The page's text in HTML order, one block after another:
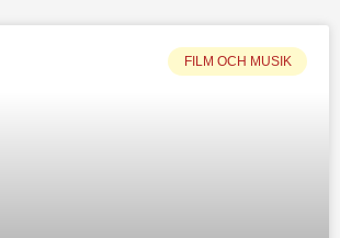
FILM OCH MUSIK